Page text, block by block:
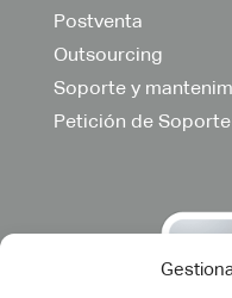
Postventa
Outsourcing
Soporte y
Petición de Soporte